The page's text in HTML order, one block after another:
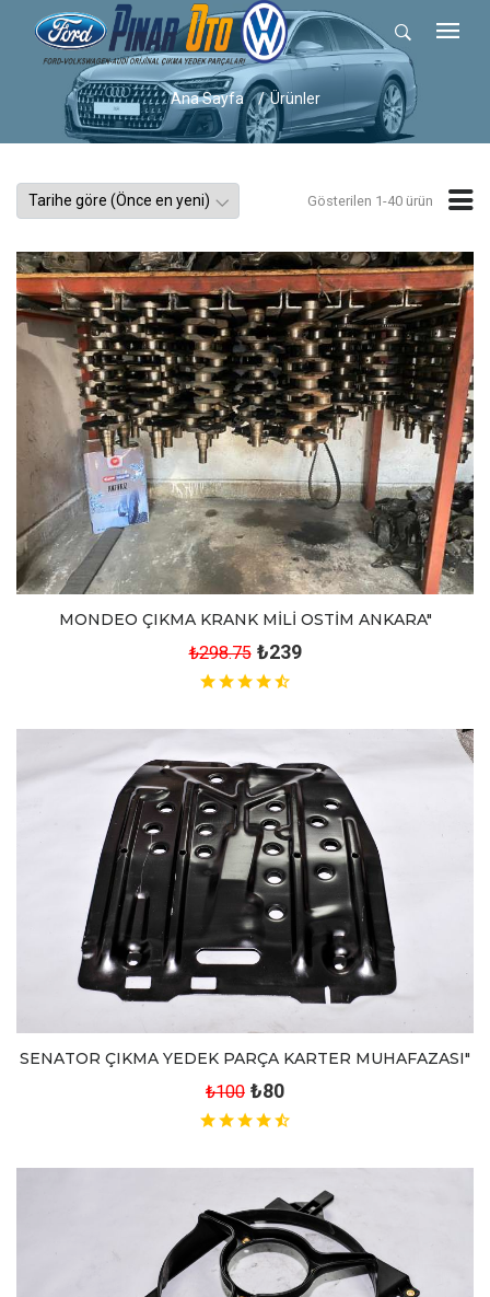
Ana Sayfa Ürünler
Gösterilen 1-40 ürün
MONDEO ÇIKMA KRANK MİLİ OSTİM ANKARA"
₺298.75 ₺239
SENATOR ÇIKMA YEDEK PARÇA KARTER MUHAFAZASI"
₺100 ₺80